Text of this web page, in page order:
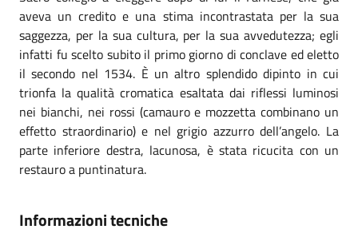
aveva un credito e una stima incontrastata per la sua
saggezza, per la sua cultura, per la sua avvedutezza; egli
infatti fu scelto subito il primo giorno di conclave ed eletto
il secondo nel 1534. È un altro splendido dipinto in cui
trionfa la qualità cromatica esaltata dai riflessi luminosi
nei bianchi, nei rossi (camauro e mozzetta combinano un
effetto straordinario) e nel grigio azzurro dell’angelo. La
parte inferiore destra, lacunosa, è stata ricucita con un
restauro a puntinatura.
Informazioni tecniche